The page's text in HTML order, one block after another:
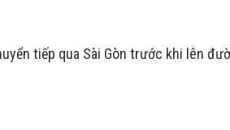
tiếp qua Sài Gòn trước khi lên